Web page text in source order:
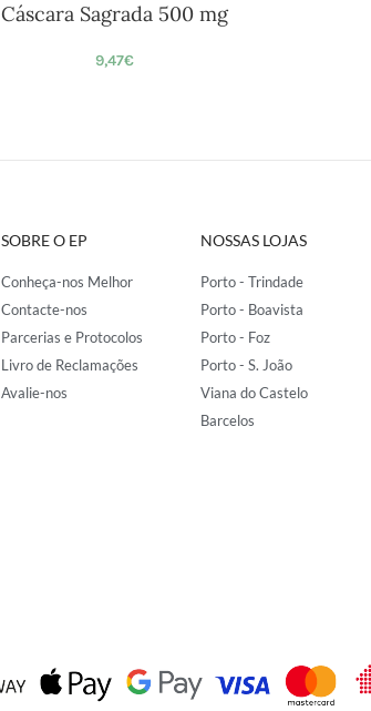
Cáscara Sagrada 500 mg
9,47€
SOBRE O EP
Conheça-nos Melhor
Contacte-nos
Parcerias e Protocolos
Livro de Reclamações
Avalie-nos
NOSSAS LOJAS
Porto - Trindade
Porto - Boavista
Porto - Foz
Porto - S. João
Viana do Castelo
Barcelos